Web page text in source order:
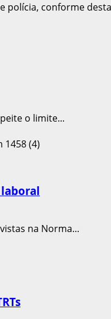
polícia, conforme
o limite...
laboral
na Norma...